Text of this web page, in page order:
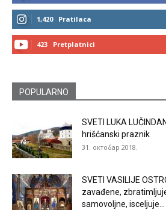
1,420 Pratilaca
423 Pretplatnici
POPULARNO
SVETI LUKA
hrišćanski praznik
31. октобар 2018.
SVETI VASILIJE
zavađene,
samovoljne, isceljuje...